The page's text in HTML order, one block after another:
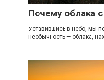
Почему облака
Уставившись в небо, мы
необычность — облака,